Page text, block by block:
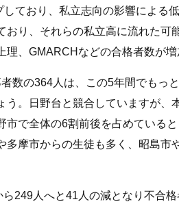
ており、私立志向の影響による
り、それらの私立高に流れた可
、GMARCHなどの合格者数が増
数の364人は、この5年間でもっ
。日野台と競合していますが、
で全体の6割前後を占めている
摩市からの生徒も多く、昭島市
249人へと41人の減となり不合